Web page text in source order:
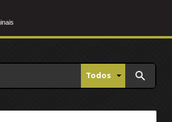
Todos